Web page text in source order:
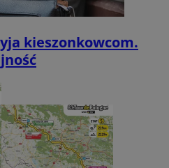
kieszonkowcom.